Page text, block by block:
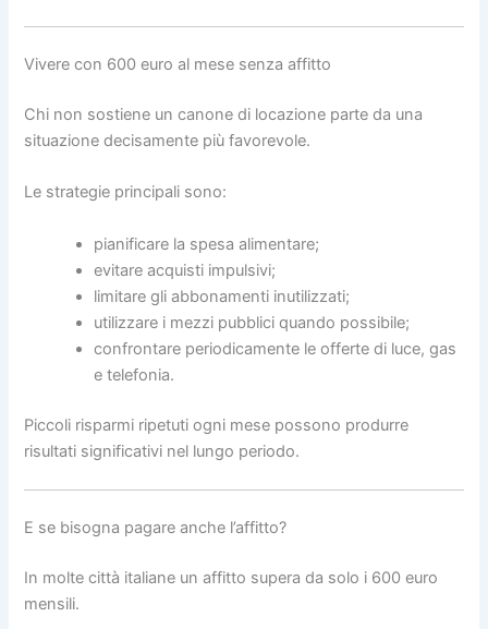
Vivere con 600 euro al mese senza affitto
Chi non sostiene un canone di locazione parte da una
situazione decisamente più favorevole.
Le strategie principali sono:
pianificare la spesa alimentare;
evitare acquisti impulsivi;
limitare gli abbonamenti inutilizzati;
utilizzare i mezzi pubblici quando possibile;
confrontare periodicamente le offerte di luce, gas
e telefonia.
Piccoli risparmi ripetuti ogni mese possono produrre
risultati significativi nel lungo periodo.
E se bisogna pagare anche l’affitto?
In molte città italiane un affitto supera da solo i 600 euro
mensili.